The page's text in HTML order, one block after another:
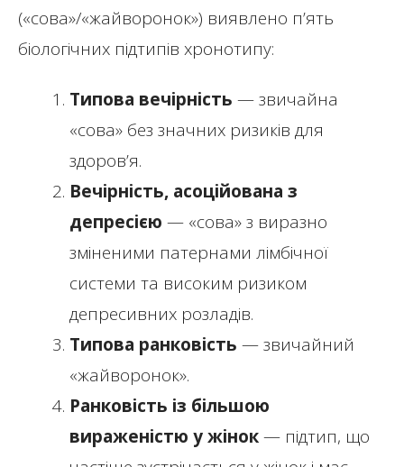
(«сова»/«жайворонок») виявлено п’ять
біологічних підтипів хронотипу:
Типова вечірність — звичайна
«сова» без значних ризиків для
здоров’я.
Вечірність, асоційована з
депресією — «сова» з виразно
зміненими патернами лімбічної
системи та високим ризиком
депресивних розладів.
Типова ранковість — звичайний
«жайворонок».
Ранковість із більшою
вираженістю у жінок— підтип, що